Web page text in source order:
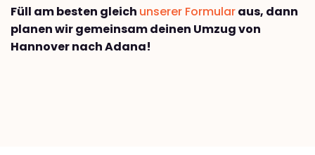
Füll am besten gleich unserer Formularaus, dann
planen wir gemeinsam deinen Umzug von
Hannover nach Adana!